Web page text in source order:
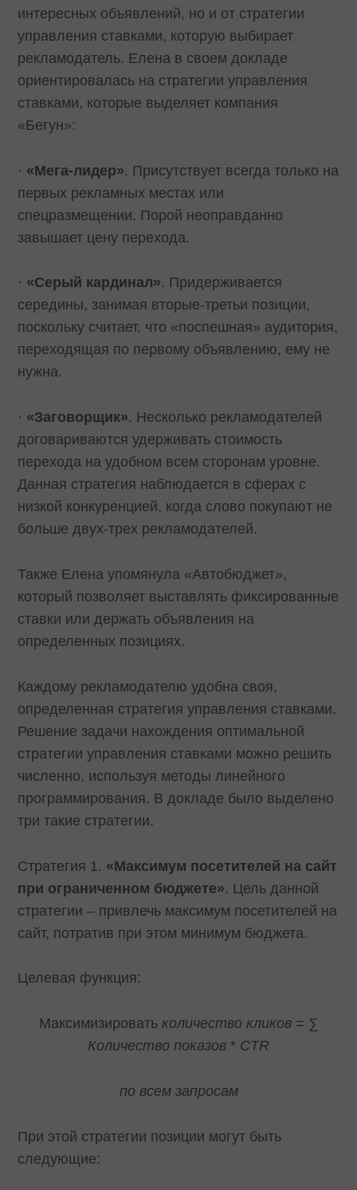
интересных объявлений, но и от стратегии
управления ставками, которую выбирает
рекламодатель. Елена в своем докладе
ориентировалась на стратегии управления
ставками, которые выделяет компания
«Бегун»:
· «Мега-лидер». Присутствует всегда только на
первых рекламных местах или
спецразмещении. Порой неоправданно
завышает цену перехода.
· «Серый кардинал». Придерживается
середины, занимая вторые-третьи позиции,
поскольку считает, что «поспешная» аудитория,
переходящая по первому объявлению, ему не
нужна.
· «Заговорщик». Несколько рекламодателей
договариваются удерживать стоимость
перехода на удобном всем сторонам уровне.
Данная стратегия наблюдается в сферах с
низкой конкуренцией, когда слово покупают не
больше двух-трех рекламодателей.
Также Елена упомянула «Автобюджет»,
который позволяет выставлять фиксированные
ставки или держать объявления на
определенных позициях.
Каждому рекламодателю удобна своя,
определенная стратегия управления ставками.
Решение задачи нахождения оптимальной
стратегии управления ставками можно решить
численно, используя методы линейного
программирования. В докладе было выделено
три такие стратегии.
Стратегия 1. «Максимум посетителей на сайт
при ограниченном бюджете». Цель данной
стратегии – привлечь максимум посетителей на
сайт, потратив при этом минимум бюджета.
Целевая функция:
Максимизировать количество кликов= ∑
Количество показов * CTR
по всем запросам
При этой стратегии позиции могут быть
следующие: